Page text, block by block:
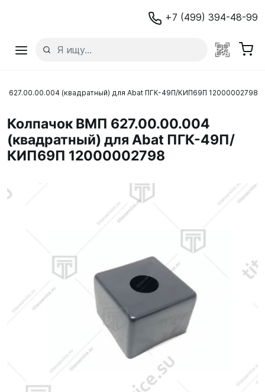
+7 (499) 394-48-99
627.00.00.004 (квадратный) для Abat ПГК-49П/КИП69П 12000002798
Колпачок ВМП 627.00.00.004
(квадратный) для Abat ПГК-49П/
КИП69П 12000002798